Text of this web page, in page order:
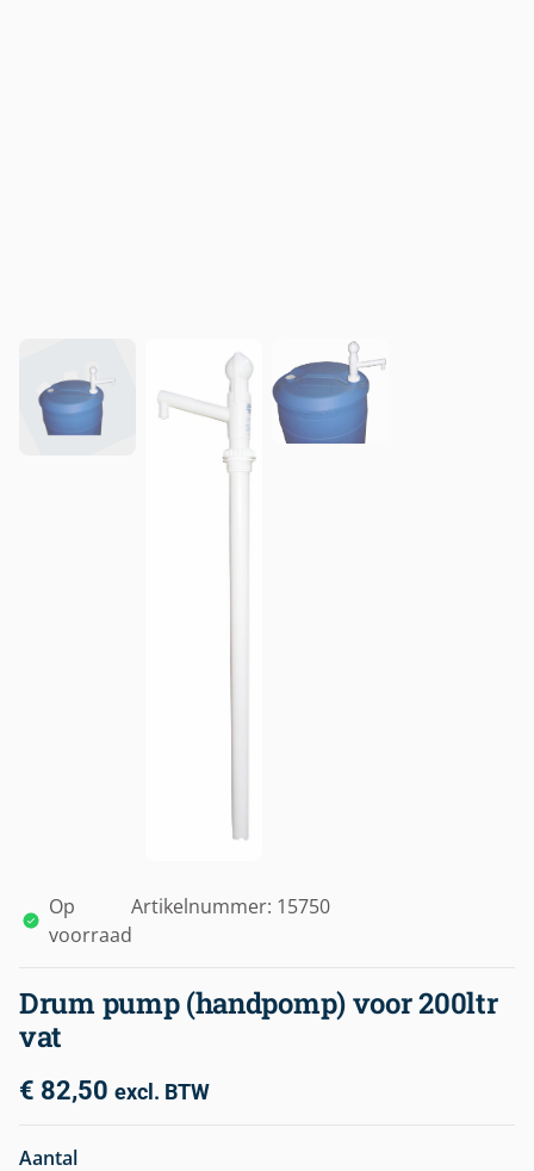
Op
voorraad
Artikelnummer: 15750
Drum pump (handpomp) voor 200ltr
vat
€ 82,50 excl. BTW
Aantal